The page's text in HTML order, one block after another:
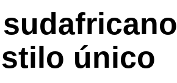
único